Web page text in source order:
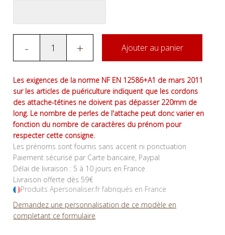
- + Ajouter au panier
Les exigences de la norme NF EN 12586+A1 de mars 2011
sur les articles de puériculture indiquent que les cordons
des attache-tétines ne doivent pas dépasser 220mm de
long. Le nombre de perles de l'attache peut donc varier en
fonction du nombre de caractères du prénom pour
respecter cette consigne.
Les prénoms sont fournis sans accent ni ponctuation
Paiement sécurisé par Carte bancaire, Paypal
Délai de livraison : 5 à 10 jours en France
Livraison offerte dès 59€
Produits Apersonaliser.fr fabriqués en France
Demandez une personnalisation de ce modèle en
completant ce formulaire